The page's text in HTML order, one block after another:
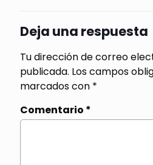
Deja una respuesta
Tu dirección de correo
publicada. Los campos
marcados con *
Comentario *